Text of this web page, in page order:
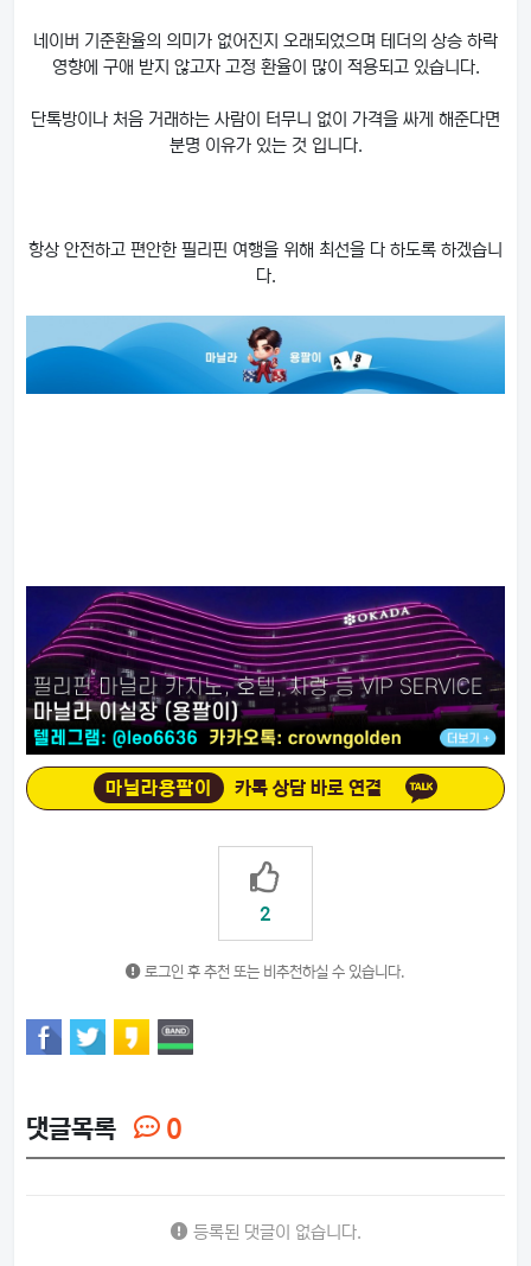
네이버 기준환율의 의미가 없어진지 오래되었으며 테더의 상승 하락
영향에 구애 받지 않고자 고정 환율이 많이 적용되고 있습니다.
단톡방이나 처음 거래하는 사람이 터무니 없이 가격을 싸게 해준다면
분명 이유가 있는 것 입니다.
항상 안전하고 편안한 필리핀 여행을 위해 최선을 다 하도록 하겠습니
다.
마닐라용팔이 카톡 상담 바로 연결
2
로그인 후 추천 또는 비추천하실 수 있습니다.
댓글목록 0
등록된 댓글이 없습니다.